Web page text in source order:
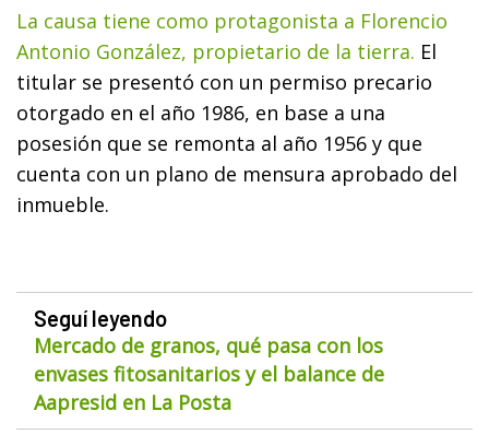
La causa tiene como protagonista a Florencio
Antonio González, propietario de la tierra. El
titular se presentó con un permiso precario
otorgado en el año 1986, en base a una
posesión que se remonta al año 1956 y que
cuenta con un plano de mensura aprobado del
inmueble.
Seguí leyendo
Mercado de granos, qué pasa con los
envases fitosanitarios y el balance de
Aapresid en La Posta